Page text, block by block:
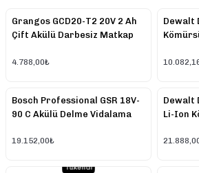
Grangos GCD20-T2 20V 2 Ah
Çift Akülü Darbesiz Matkap
4.788,00₺
Dewalt
Bosch Professional GSR 18V-
90 C Akülü Delme Vidalama
19.152,00₺
Dewalt
Li-Ion
Tükendi